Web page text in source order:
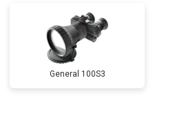
General 100S3